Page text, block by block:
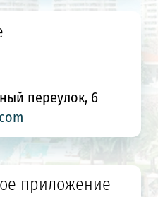
переулок, 6
приложение